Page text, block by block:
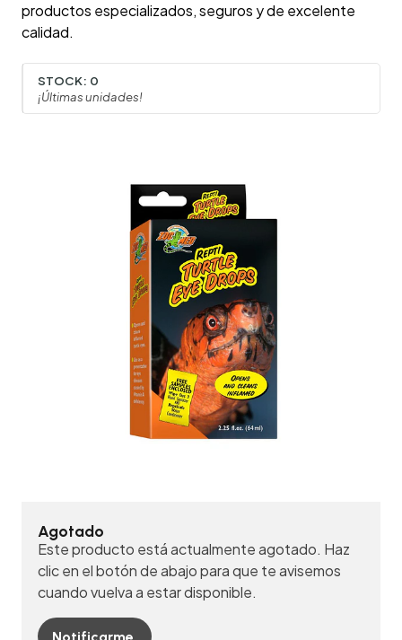
productos especializados, seguros y de excelente
calidad.
STOCK: 0
¡Últimas unidades!
Agotado
Este producto está actualmente agotado. Haz
clic en el botón de abajo para que te avisemos
cuando vuelva a estar disponible.